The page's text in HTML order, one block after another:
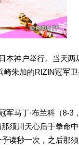
神户举行。当天两
朱加的RIZIN冠军
马丁·布兰科（8-3
须川天心后手拳命中
读秒一次，之后那